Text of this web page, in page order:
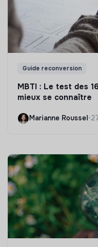
Guide reconversion
MBTI : Le test des
mieux se connaître
Marianne Roussel •